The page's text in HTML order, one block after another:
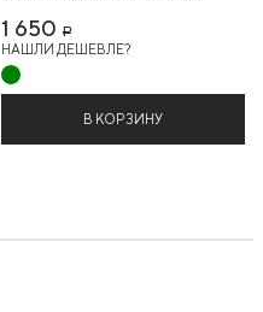
1 650 Р
НАШЛИ ДЕШЕВЛЕ?
В КОРЗИНУ